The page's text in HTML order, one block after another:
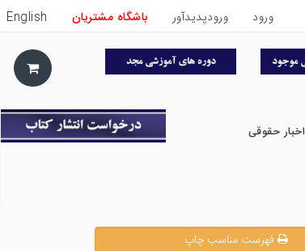
ورود ورودپدیدآور باشگاه مشتریان English
اخبار حقوقی
فهرست مناسب چاپ